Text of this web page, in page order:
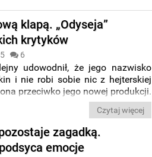
klapą. „Odyseja”
krytyków
6
udowodnił, że jego nazwisko
i nie robi sobie nic z hejterskiej
przeciwko jego nowej produkcji.
” stanie się jednym z
2026 roku. Monumentalna
zachwyciła krytyków, ale także
, ustanawiając imponujące
.
Czytaj więcej
zagadką.
emocje